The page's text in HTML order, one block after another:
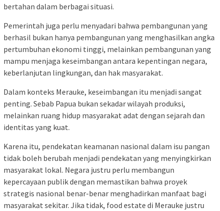
bertahan dalam berbagai situasi.
Pemerintah juga perlu menyadari bahwa pembangunan yang
berhasil bukan hanya pembangunan yang menghasilkan angka
pertumbuhan ekonomi tinggi, melainkan pembangunan yang
mampu menjaga keseimbangan antara kepentingan negara,
keberlanjutan lingkungan, dan hak masyarakat.
Dalam konteks Merauke, keseimbangan itu menjadi sangat
penting. Sebab Papua bukan sekadar wilayah produksi,
melainkan ruang hidup masyarakat adat dengan sejarah dan
identitas yang kuat.
Karena itu, pendekatan keamanan nasional dalam isu pangan
tidak boleh berubah menjadi pendekatan yang menyingkirkan
masyarakat lokal. Negara justru perlu membangun
kepercayaan publik dengan memastikan bahwa proyek
strategis nasional benar-benar menghadirkan manfaat bagi
masyarakat sekitar. Jika tidak, food estate di Merauke justru